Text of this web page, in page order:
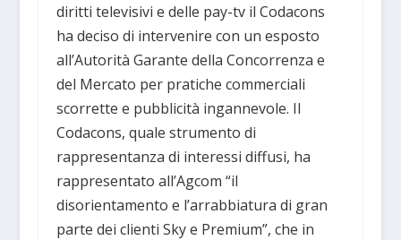
diritti televisivi e delle pay-tv il Codacons
ha deciso di intervenire con un esposto
all’Autorità Garante della Concorrenza e
del Mercato per pratiche commerciali
scorrette e pubblicità ingannevole. Il
Codacons, quale strumento di
rappresentanza di interessi diffusi, ha
rappresentato all’Agcom “il
disorientamento e l’arrabbiatura di gran
parte dei clienti Sky e Premium”, che in